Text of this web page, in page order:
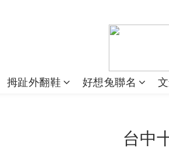
拇趾外翻鞋 好想兔聯名
台中